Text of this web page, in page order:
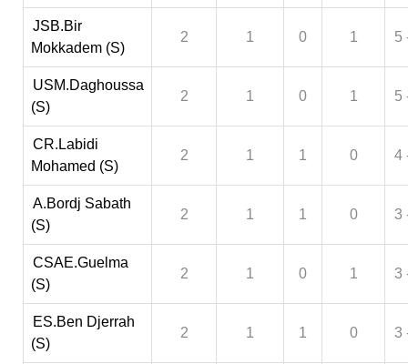
JSB.Bir
Mokkadem (S)
2 1 0 1 5
USM.Daghoussa
(S)
2 1 0 1 5
CR.Labidi
Mohamed (S)
2 1 1 0 4
A.Bordj Sabath
(S)
2 1 1 0 3
CSAE.Guelma
(S)
2 1 0 1 3
ES.Ben Djerrah
(S)
2 1 1 0 3